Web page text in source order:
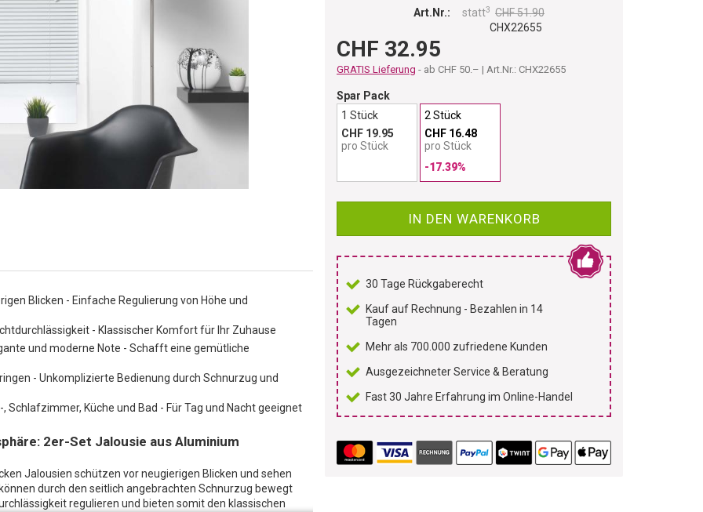
Art.Nr.:
CHX22655
statt3 CHF 51.90
CHF 32.95
GRATIS Lieferung - ab CHF 50.– | Art.Nr.: CHX22655
Spar Pack
1 Stück
CHF 19.95
pro Stück
2 Stück
CHF 16.48
pro Stück
-17.39%
IN DEN WARENKORB
30 Tage Rückgaberecht
Kauf auf Rechnung - Bezahlen in 14
Tagen
Mehr als 700.000 zufriedene Kunden
Ausgezeichneter Service & Beratung
Fast 30 Jahre Erfahrung im Online-Handel
Blicken - Einfache Regulierung von Höhe und
- Klassischer Komfort für Ihr Zuhause
und moderne Note - Schafft eine gemütliche
- Unkomplizierte Bedienung durch Schnurzug und
Schlafzimmer, Küche und Bad - Für Tag und Nacht geeignet
2er-Set Jalousie aus Aluminium
Jalousien schützen vor neugierigen Blicken und sehen
durch den seitlich angebrachten Schnurzug bewegt
regulieren und bieten somit den klassischen